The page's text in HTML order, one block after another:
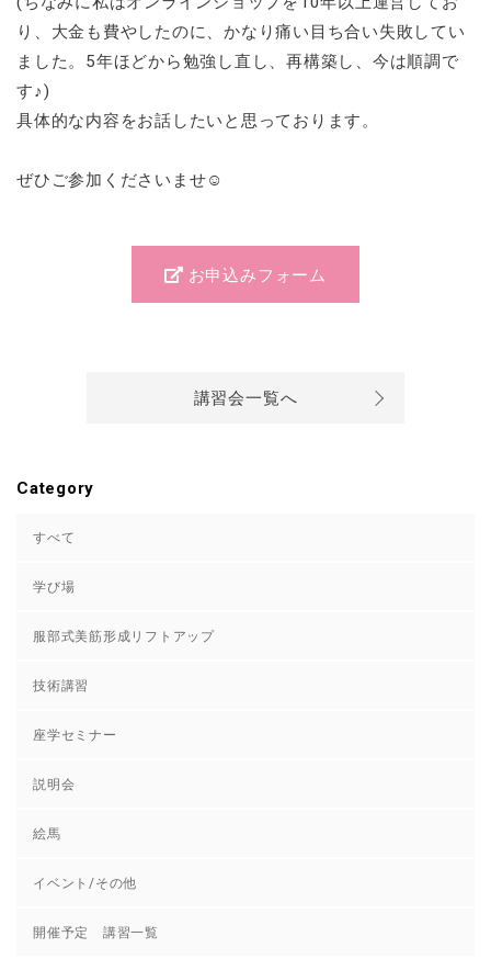
り、大金も費やしたのに、かなり痛い目ち合い失敗してい
ました。5年ほどから勉強し直し、再構築し、今は順調で
す♪)
具体的な内容をお話したいと思っております。
ぜひご参加くださいませ☺️
お申込みフォーム
講習会一覧へ
Category
すべて
学び場
服部式美筋形成リフトアップ
技術講習
座学セミナー
説明会
絵馬
イベント/その他
開催予定 講習一覧